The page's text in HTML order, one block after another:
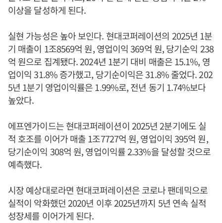
이상을 달성하게 된다.
실현 가능성은 높아 보인다. 현대코퍼레이션의 2025년 1분
기 매출이 1조8569억 원, 영업이익 369억 원, 당기순익 238
억 원으로 집계됐다. 2024년 1분기 대비 매출은 15.1%, 영
업이익 31.8% 증가했고, 당기순이익은 31.8% 줄었다. 202
5년 1분기 영업이익률은 1.99%로, 전년 동기 1.74%보다
높았다.
에프엔가이드는 현대코퍼레이션이 2025년 2분기에도 실
적 호조를 이어가 매출 1조7727억 원, 영업이익 395억 원,
당기순이익 308억 원, 영업이익률 2.33%을 달성할 것으로
예측했다.
시장 예상대로라면 현대코퍼레이션은 코로나 팬데믹으로
실적이 악화했던 2020년 이후 2025년까지 5년 연속 실적
성장세를 이어가게 된다.